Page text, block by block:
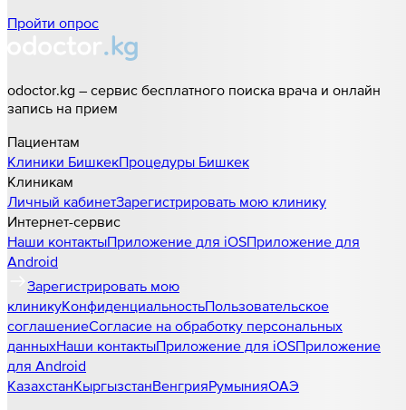
Пройти опрос
odoctor.kg – сервис бесплатного поиска врача и онлайн
запись на прием
Пациентам
Клиники БишкекПроцедуры Бишкек
Клиникам
Личный кабинетЗарегистрировать мою клинику
Интернет-сервис
Наши контактыПриложение для iOSПриложение для
Android
Зарегистрировать мою
клиникуКонфиденциальностьПользовательское
соглашениеСогласие на обработку персональных
данныхНаши контактыПриложение для iOSПриложение
для Android
КазахстанКыргызстанВенгрияРумынияОАЭ